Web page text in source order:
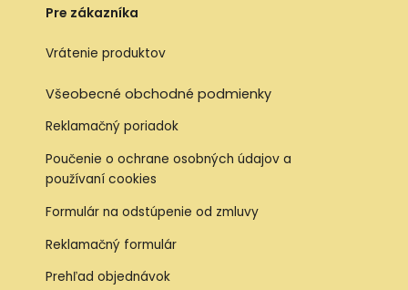
Pre zákazníka
Vrátenie produktov
Všeobecné obchodné podmienky
Reklamačný poriadok
Poučenie o ochrane osobných údajov a
používaní cookies
Formulár na odstúpenie od zmluvy
Reklamačný formulár
Prehľad objednávok